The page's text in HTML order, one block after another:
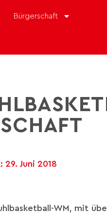
Bürgerschaft
29. Juni 2018
WM, mit